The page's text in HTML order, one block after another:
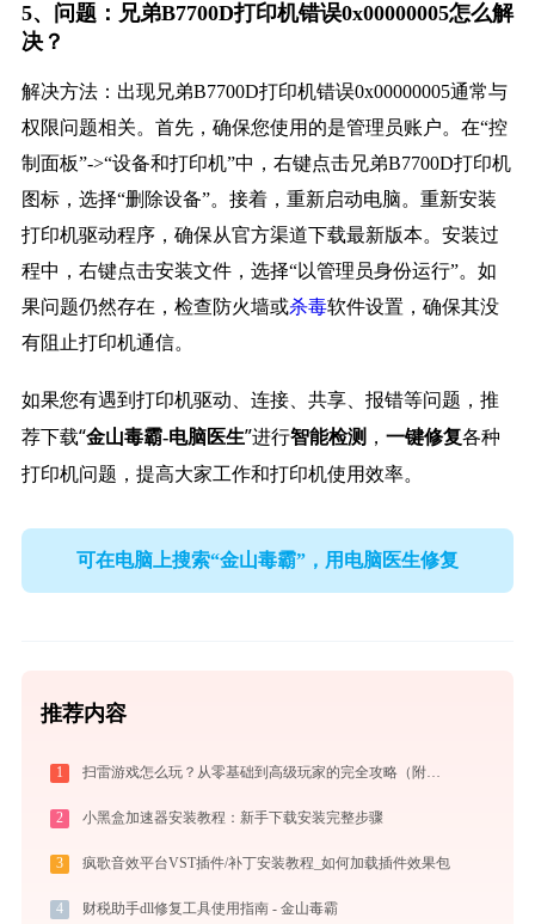
5、问题：兄弟B7700D打印机错误0x00000005怎么解
决？
解决方法：出现兄弟B7700D打印机错误0x00000005通常与
权限问题相关。首先，确保您使用的是管理员账户。在“控
制面板”->“设备和打印机”中，右键点击兄弟B7700D打印机
图标，选择“删除设备”。接着，重新启动电脑。重新安装
打印机驱动程序，确保从官方渠道下载最新版本。安装过
程中，右键点击安装文件，选择“以管理员身份运行”。如
果问题仍然存在，检查防火墙或杀毒软件设置，确保其没
有阻止打印机通信。
如果您有遇到打印机驱动、连接、共享、报错等问题，推
荐下载“金山毒霸-电脑医生”进行智能检测， 一键修复各种
打印机问题，提高大家工作和打印机使用效率。
可在电脑上搜索“金山毒霸”，用电脑医生修复
推荐内容
1 扫雷游戏怎么玩？从零基础到高级玩家的完全攻略（附必胜技巧）
2 小黑盒加速器安装教程：新手下载安装完整步骤
3 疯歌音效平台VST插件/补丁安装教程_如何加载插件效果包
4 财税助手dll修复工具使用指南 - 金山毒霸